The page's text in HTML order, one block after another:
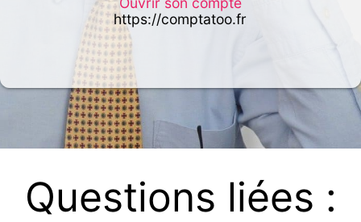
https://comptatoo.fr
Questions liées :